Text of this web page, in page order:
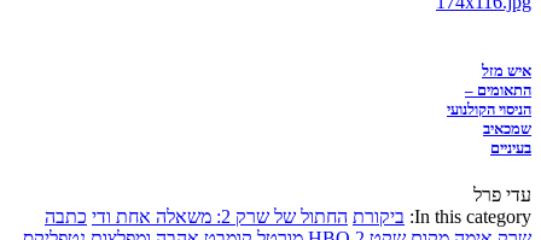
איש מזל
התאומים –
הניסוי הקולנועי
שמכאיב
בעיניים
עדי פרל
In this category: ביקורת החתול של שרק 2: משאלה אחת ודי
כתבה